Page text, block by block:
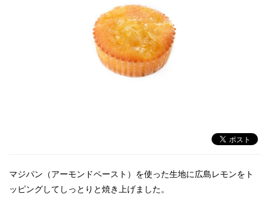
マジパン（アーモンドペースト）を使った生地に広島レモンをト
ッピングしてしっとりと焼き上げました。